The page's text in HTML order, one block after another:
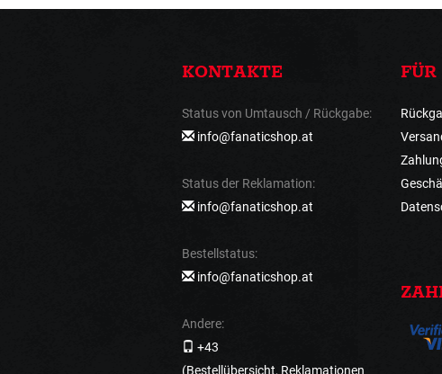
KONTAKTE
Status von Umtausch / Rückgabe:
info@fanaticshop.at
Status der Reklamation:
info@fanaticshop.at
Bestellstatus:
info@fanaticshop.at
Andere:
+43
(Bestellübersicht, Reklamationen